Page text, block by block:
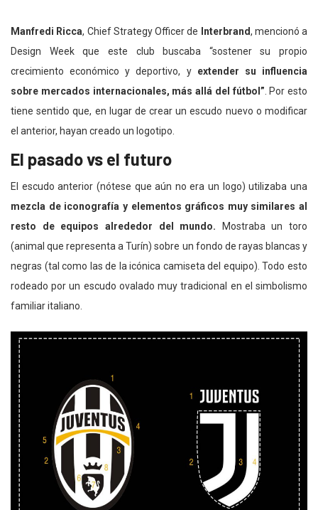
Manfredi Ricca, Chief Strategy Officer de Interbrand, mencionó a
Design Week que este club buscaba “sostener su propio
crecimiento económico y deportivo, y extender su influencia
sobre mercados internacionales, más allá del fútbol”. Por esto
tiene sentido que, en lugar de crear un escudo nuevo o modificar
el anterior, hayan creado un logotipo.
El pasado vs el futuro
El escudo anterior (nótese que aún no era un logo) utilizaba una
mezcla de iconografía y elementos gráficos muy similares al
resto de equipos alrededor del mundo. Mostraba un toro
(animal que representa a Turín) sobre un fondo de rayas blancas y
negras (tal como las de la icónica camiseta del equipo). Todo esto
rodeado por un escudo ovalado muy tradicional en el simbolismo
familiar italiano.